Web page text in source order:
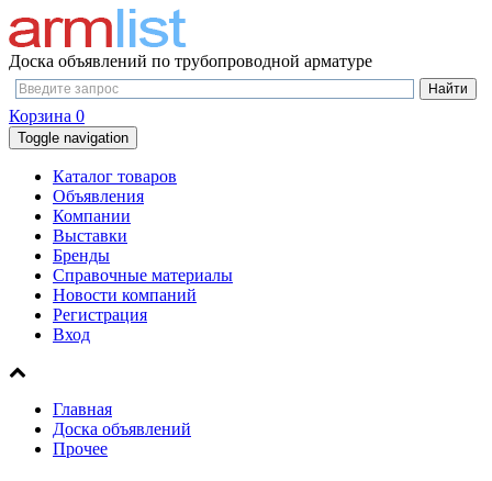
Доска объявлений по трубопроводной арматуре
Корзина 0
Toggle navigation
Каталог товаров
Объявления
Компании
Выставки
Бренды
Справочные материалы
Новости компаний
Регистрация
Вход
Главная
Доска объявлений
Прочее